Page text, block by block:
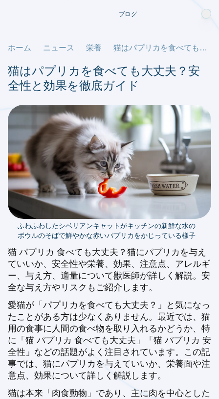
ブログ
ホーム ニュース 栄養 猫はパプリカを食べても大丈夫？安全性と効果を徹底ガイド
猫はパプリカを食べても大丈夫？安
全性と効果を徹底ガイド
ふわふわしたシベリアンキャットがキッチンの新鮮な水の
ボウルのそばで鮮やかな赤いパプリカをかじっている様子
猫 パプリカ 食べても大丈夫？猫にパプリカを与え
ていいか、安全性や栄養、効果、注意点、アレルギ
ー、与え方、適量について獣医師が詳しく解説。安
全な与え方やリスクもご紹介します。
愛猫が「パプリカを食べても大丈夫？」と気になっ
たことがある方は少なくありません。最近では、猫
用の食事に人間の食べ物を取り入れるかどうか、特
に「猫 パプリカ 食べても大丈夫」「猫 パプリカ 安
全性」などの話題がよく注目されています。この記
事では、猫にパプリカを与えていいか、栄養面や注
意点、効果について詳しく解説します。
猫は本来「肉食動物」であり、主に肉を中心とした